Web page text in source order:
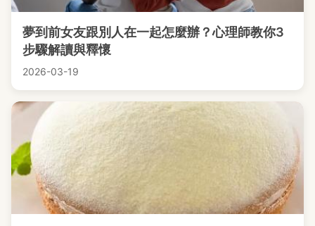
夢到前女友跟別人在一起怎麼辦？心理師教你3
步驟解讀與釋懷
2026-03-19